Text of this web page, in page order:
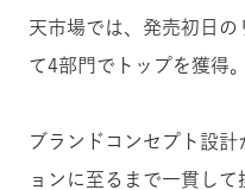
天市場では、発売初日
て4部門でトップを獲得。
ブランドコンセプト設
ョンに至るまで一貫し